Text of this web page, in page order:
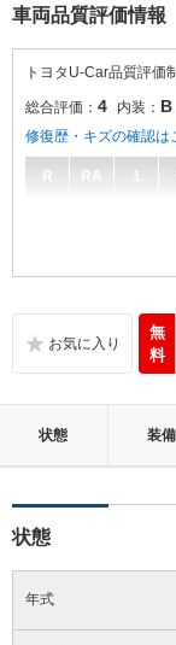
車両品質評価情報
トヨタU-Car品質評価
総合評価： 4 内装： B
修復歴・キズの確認は
R RA 1
キズ、へこみが少な
いたみ、汚れなどは
無
料
状態 装備
状態
年式